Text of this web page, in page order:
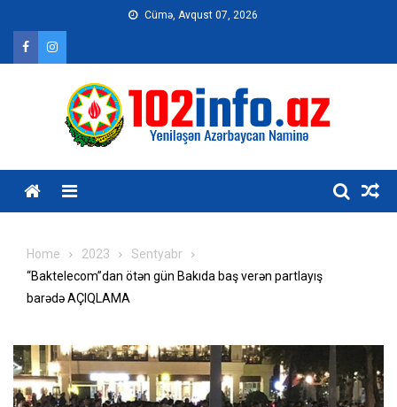
content
Cümə, Avqust 07, 2026
Home 2023
Sentyabr
“Baktelecom”dan ötən gün Bakıda baş verən partlayış
barədə AÇIQLAMA